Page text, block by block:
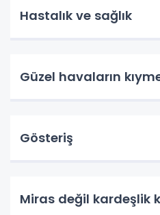
Hastalık ve sağlık
Güzel havaların
Gösteriş
Miras değil kardeşlik